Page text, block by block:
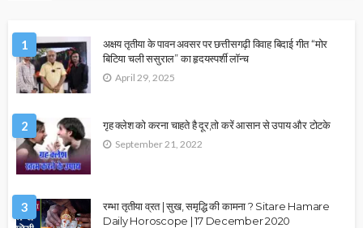
1
अक्षय तृतीया के पावन अवसर पर छत्तीसगढ़ी विवाह बिदाई गीत “मोर
बिटिया चली ससुराल” का हृदयस्पर्शी लॉन्च
April 29, 2025
2 गृह क्लेश को करना चाहते है दूर,तो करें आसान से उपाय और टोटके
September 21, 2022
3
रम्भा तृतीया व्रत | सुख, समृद्धि की कामना ? Sitare Hamare
Daily Horoscope | 17 December 2020